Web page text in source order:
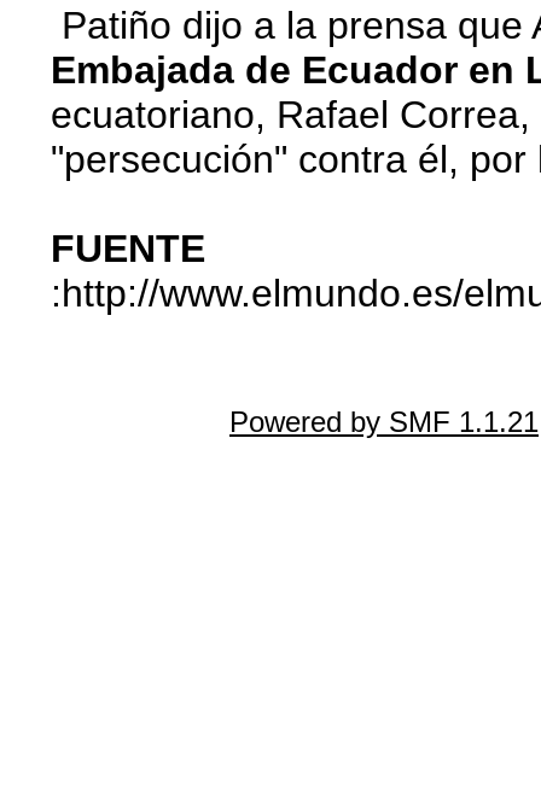
Patiño dijo a la prensa
Embajada de Ecuador en
ecuatoriano, Rafael
"persecución" contra él,
FUENTE
:http://www.elmundo.es/
Powered by SMF 1.1.21